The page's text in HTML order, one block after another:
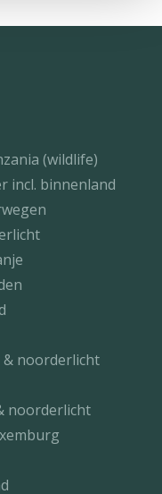
(wildlife)
incl. binnenland
& noorderlicht
noorderlicht